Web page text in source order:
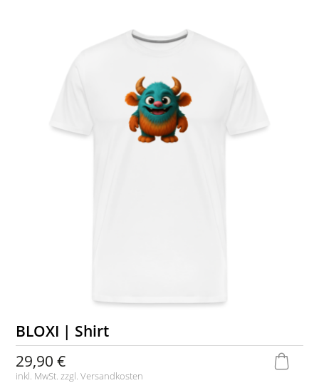
BLOXI | Shirt
29,90 €
inkl. MwSt. zzgl.Versandkosten